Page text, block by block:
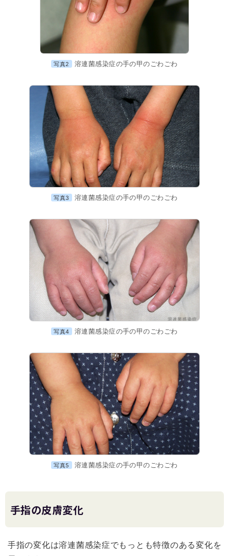
写真2 溶連菌感染症の手の甲のごわごわ
写真3 溶連菌感染症の手の甲のごわごわ
写真4 溶連菌感染症の手の甲のごわごわ
写真5 溶連菌感染症の手の甲のごわごわ
手指の皮膚変化
手指の変化は溶連菌感染症でもっとも特徴のある変化を